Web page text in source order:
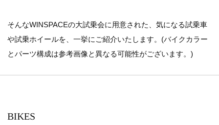
そんなWINSPACEの大試乗会に用意された、気になる試乗車
や試乗ホイールを、一挙にご紹介いたします。(バイクカラー
とパーツ構成は参考画像と異なる可能性がございます。)
BIKES